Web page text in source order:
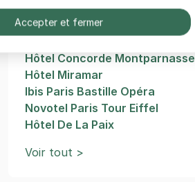
Le A
Mama Shelter Paris West
Hôtel Concorde Montparnasse
Hôtel Miramar
Ibis Paris Bastille Opéra
Novotel Paris Tour Eiffel
Hôtel De La Paix
Voir tout >
Accepter et fermer